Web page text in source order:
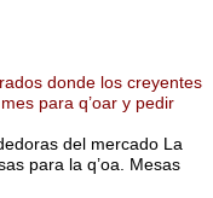
donde los creyentes
para q’oar y pedir
del mercado La
para la q’oa. Mesas